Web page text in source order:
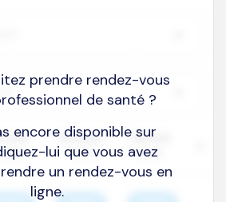
prendre rendez-vous
de santé ?
encore disponible sur
lui que vous avez
un rendez-vous en
ligne.